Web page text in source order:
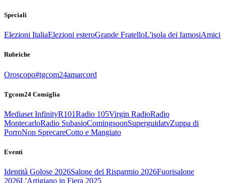
Speciali
Elezioni ItaliaElezioni esteroGrande FratelloL'isola dei famosiAmici
Rubriche
Oroscopo#tgcom24amarcord
Tgcom24 Consiglia
Mediaset InfinityR101Radio 105Virgin RadioRadio
MontecarloRadio SubasioComingsoonSuperguidatvZuppa di
PorroNon SprecareCotto e Mangiato
Eventi
Identità Golose 2026Salone del Risparmio 2026Fuorisalone
2026L'Artigiano in Fiera 2025